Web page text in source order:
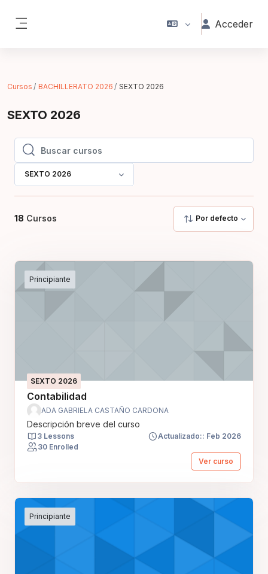
Acceder
Cursos BACHILLERATO 2026 SEXTO 2026
SEXTO 2026
Buscar cursos
Buscar cursos
SEXTO 2026
18 Cursos Por defecto
Principiante
SEXTO 2026
Contabilidad
ADA GABRIELA CASTAÑO CARDONA
Descripción breve del curso
3 Lessons
Actualizado:: Feb 2026
30 Enrolled
Ver curso
Principiante